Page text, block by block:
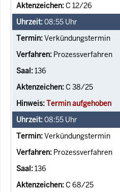
C 12/26
08:55 Uhr
Verkündungstermin
Prozessverfahren
136
C 38/25
Termin aufgehoben
08:55 Uhr
Verkündungstermin
Prozessverfahren
136
C 68/25